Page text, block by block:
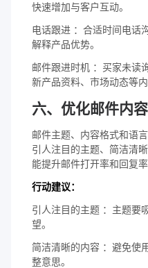
快速增加与客户互动。
电话跟进 ：合适时间电话
解释产品优势。
邮件跟进时机 ：买家未读
新产品资料、市场动态等内
六、优化邮件内容
邮件主题、内容格式和语
引人注目的主题、简洁清
能提升邮件打开率和回复率
行动建议：
引人注目的主题 ：主题要
望。
简洁清晰的内容 ：避免使
整意思。